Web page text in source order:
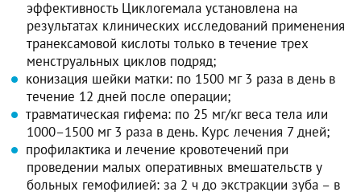
эффективность Циклогемала установлена на
результатах клинических исследований применения
транексамовой кислоты только в течение трех
менструальных циклов подряд;
конизация шейки матки: по 1500 мг 3 раза в день в
течение 12 дней после операции;
травматическая гифема: по 25 мг/кг веса тела или
1000–1500 мг 3 раза в день. Курс лечения 7 дней;
профилактика и лечение кровотечений при
проведении малых оперативных вмешательств у
больных гемофилией: за 2 ч до экстракции зуба – в